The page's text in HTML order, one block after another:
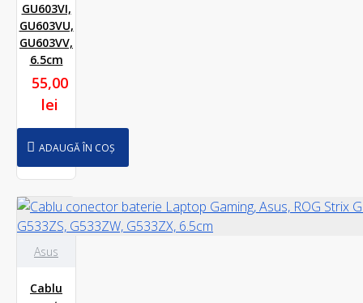
GU603VI,
GU603VU,
GU603VV,
6.5cm
55,00
lei
ADAUGĂ ÎN COȘ
Asus
Cablu